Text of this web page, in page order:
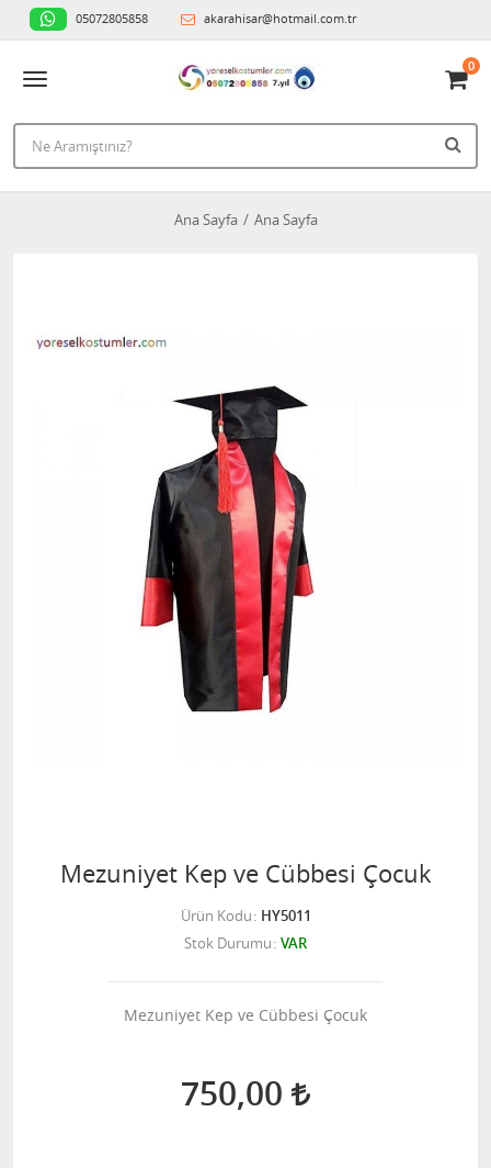
05072805858 akarahisar@hotmail.com.tr
0
Ana Sayfa Ana Sayfa
Mezuniyet Kep ve Cübbesi Çocuk
Ürün Kodu HY5011
Stok Durumu VAR
Mezuniyet Kep ve Cübbesi Çocuk
750,00